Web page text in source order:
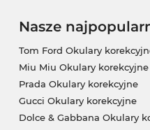
Nasze
Tom Ford Okulary
Miu Miu Okulary korekcyjne
Prada Okulary korekcyjne
Gucci Okulary korekcyjne
Dolce & Gabbana Okulary